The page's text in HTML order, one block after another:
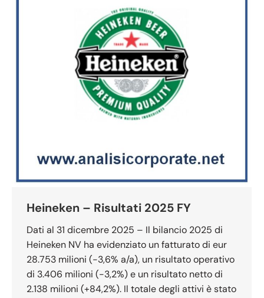
Heineken – Risultati 2025 FY
Dati al 31 dicembre 2025 – Il bilancio 2025 di
Heineken NV ha evidenziato un fatturato di eur
28.753 milioni (-3,6% a/a), un risultato operativo
di 3.406 milioni (-3,2%) e un risultato netto di
2.138 milioni (+84,2%). Il totale degli attivi è stato